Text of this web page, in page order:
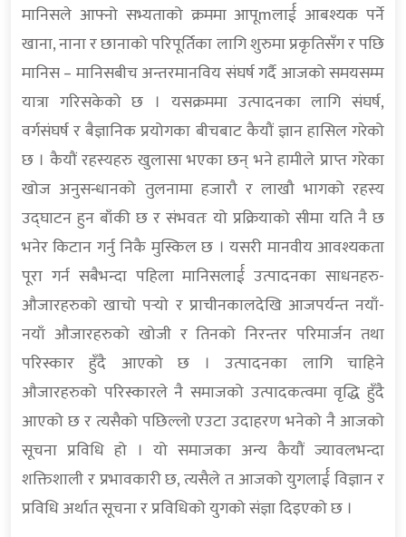
मानिसले आफ्नो सभ्यताको क्रममा आपूmलार्ई आबश्यक पर्ने
खाना, नाना र छानाको परिपूर्तिका लागि शुरुमा प्रकृतिसँग र पछि
मानिस – मानिसबीच अन्तरमानविय संघर्ष गर्दै आजको समयसम्म
यात्रा गरिसकेको छ । यसक्रममा उत्पादनका लागि संघर्ष,
वर्गसंघर्ष र बैज्ञानिक प्रयोगका बीचबाट कैयौं ज्ञान हासिल गरेको
छ । कैयौं रहस्यहरु खुलासा भएका छन् भने हामीले प्राप्त गरेका
खोज अनुसन्धानको तुलनामा हजारौ र लाखौ भागको रहस्य
उद्घाटन हुन बाँकी छ र संभवतः यो प्रक्रियाको सीमा यति नै छ
भनेर किटान गर्नु निकै मुस्किल छ । यसरी मानवीय आवश्यकता
पूरा गर्न सबैभन्दा पहिला मानिसलार्ई उत्पादनका साधनहरु-
औजारहरुको खाचो पर्‍यो र प्राचीनकालदेखि आजपर्यन्त नयाँ-
नयाँ औजारहरुको खोजी र तिनको निरन्तर परिमार्जन तथा
परिस्कार हुँदै आएको छ । उत्पादनका लागि चाहिने
औजारहरुको परिस्कारले नै समाजको उत्पादकत्वमा वृद्धि हुँदै
आएको छ र त्यसैको पछिल्लो एउटा उदाहरण भनेको नै आजको
सूचना प्रविधि हो । यो समाजका अन्य कैयौं ज्यावलभन्दा
शक्तिशाली र प्रभावकारी छ, त्यसैले त आजको युगलार्ई विज्ञान र
प्रविधि अर्थात सूचना र प्रविधिको युगको संज्ञा दिइएको छ ।